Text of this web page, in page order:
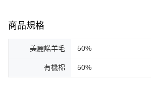
商品規格
美麗諾羊毛 50%
有機棉 50%